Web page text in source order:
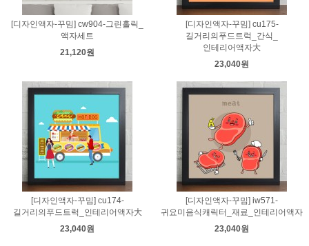
[디자인액자-꾸밈] cw904-그린홀릭_
액자세트
21,120원
[디자인액자-꾸밈] cu175-
길거리의푸드트럭_간식_
인테리어액자大
23,040원
[디자인액자-꾸밈] cu174-
길거리의푸드트럭_인테리어액자大
23,040원
[디자인액자-꾸밈] iw571-
귀요미음식캐릭터_재료_인테리어액자
23,040원